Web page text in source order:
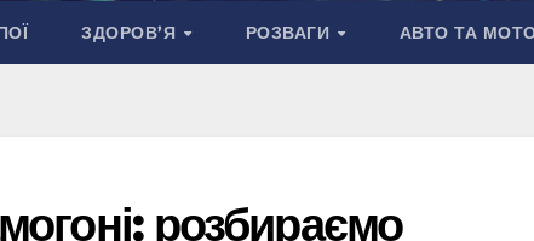
ЗДОРОВ’Я РОЗВАГИ АВТО ТА
розбираємо